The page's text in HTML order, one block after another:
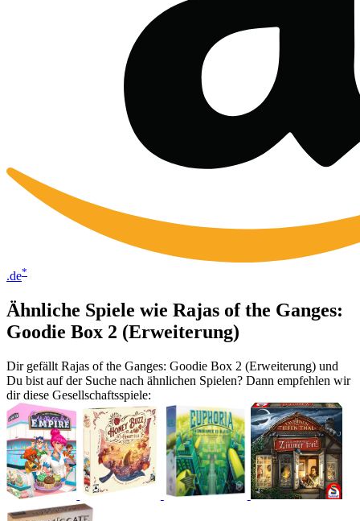
.de*
Ähnliche Spiele wie Rajas of the Ganges:
Goodie Box 2 (Erweiterung)
Dir gefällt Rajas of the Ganges: Goodie Box 2 (Erweiterung) und
Du bist auf der Suche nach ähnlichen Spielen? Dann empfehlen wir
dir diese Gesellschaftsspiele: